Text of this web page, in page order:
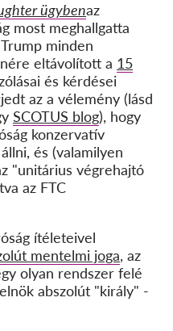
ügybenaz
most meghallgatta
minden
eltávolított a 15
és kérdései
az a vélemény (lásd
SCOTUS blog), hogy
konzervatív
és (valamilyen
"unitárius végrehajtó
az FTC
ítéleteivel
mentelmi joga, az
olyan rendszer felé
abszolút "király" -